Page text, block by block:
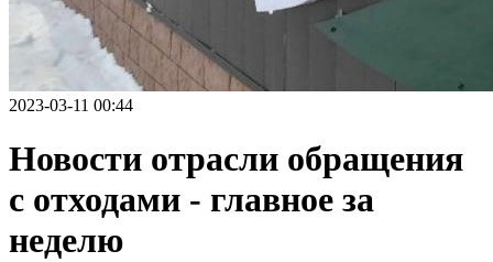
2023-03-11 00:44
Новости отрасли обращения
с отходами - главное за
неделю